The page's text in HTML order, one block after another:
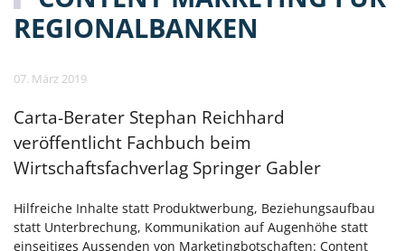
REGIONALBANKEN
07. März 2019
Carta-Berater Stephan Reichhard
veröffentlicht Fachbuch beim
Wirtschaftsfachverlag Springer Gabler
Hilfreiche Inhalte statt Produktwerbung, Beziehungsaufbau
statt Unterbrechung, Kommunikation auf Augenhöhe statt
einseitiges Aussenden von Marketingbotschaften: Content